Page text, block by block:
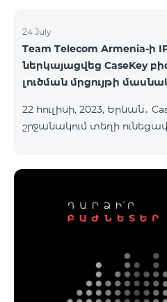
24 July
Team Telecom Armenia-ի
ներկայացվեց CaseKey
լուծման մրցույթի
22 հուլիսի, 2023, Երևան․
շրջանակում տեղի
երիտասարդներ
հրապարակային
մանրամասներին ու
ընկերության
խնդիրը։ Լուծումներ
ունենալու են ընդամենը 72
մաղթելով մրցույթի